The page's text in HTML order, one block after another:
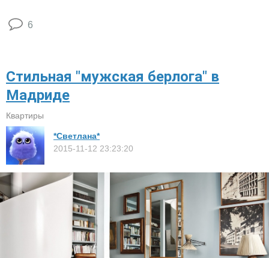
6
Стильная "мужская берлога" в
Мадриде
Квартиры
*Светлана*
2015-11-12 23:23:20